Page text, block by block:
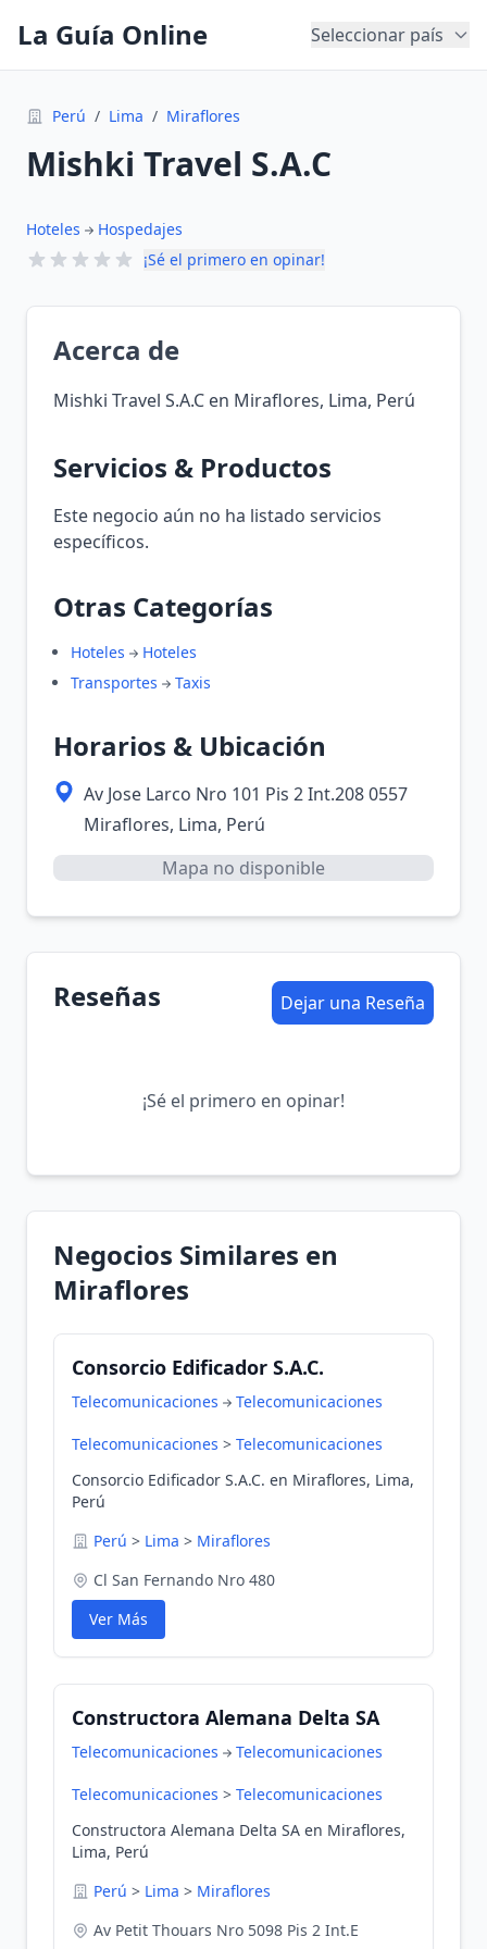
La Guía Online Seleccionar país
Perú / Lima / Miraflores
Mishki Travel S.A.C
Hoteles
Hospedajes
¡Sé el primero en opinar!
Acerca de
Mishki Travel S.A.C en Miraflores, Lima, Perú
Servicios & Productos
Este negocio aún no ha listado servicios
específicos.
Otras Categorías
Hoteles
Hoteles
Transportes
Taxis
Horarios & Ubicación
Av Jose Larco Nro 101 Pis 2 Int.208 0557
Miraflores, Lima, Perú
Mapa no disponible
Reseñas Dejar una Reseña
¡Sé el primero en opinar!
Negocios Similares en
Miraflores
Consorcio Edificador S.A.C.
Telecomunicaciones Telecomunicaciones
Telecomunicaciones > Telecomunicaciones
Consorcio Edificador S.A.C. en Miraflores, Lima,
Perú
Perú > Lima > Miraflores
Cl San Fernando Nro 480
Ver Más
Constructora Alemana Delta SA
Telecomunicaciones Telecomunicaciones
Telecomunicaciones > Telecomunicaciones
Constructora Alemana Delta SA en Miraflores,
Lima, Perú
Perú > Lima > Miraflores
Av Petit Thouars Nro 5098 Pis 2 Int.E